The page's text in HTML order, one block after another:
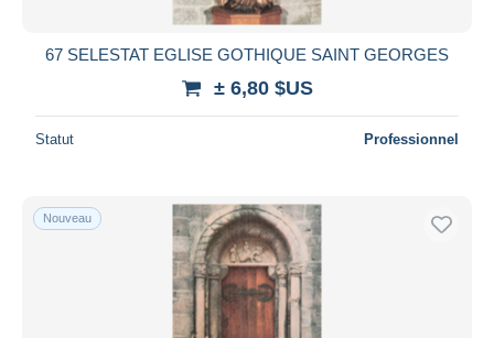
67 SELESTAT EGLISE GOTHIQUE SAINT GEORGES
± 6,80 $US
Statut Professionnel
Nouveau